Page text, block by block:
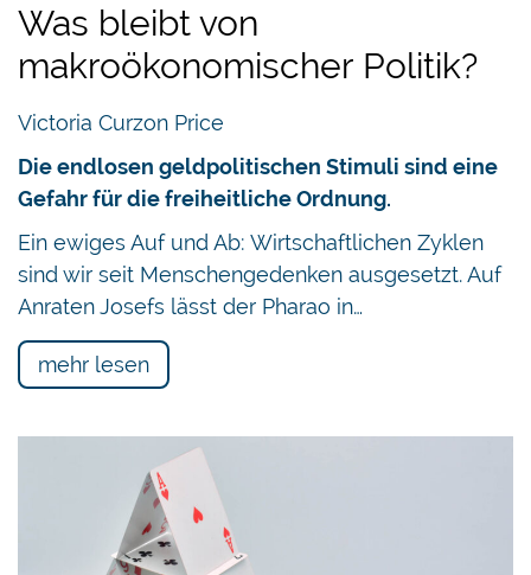
Was bleibt von
makroökonomischer Politik?
Victoria Curzon Price
Die endlosen geldpolitischen Stimuli sind eine
Gefahr für die freiheitliche Ordnung.
Ein ewiges Auf und Ab: Wirtschaftlichen Zyklen
sind wir seit Menschengedenken ausgesetzt. Auf
Anraten Josefs lässt der Pharao in…
mehr lesen